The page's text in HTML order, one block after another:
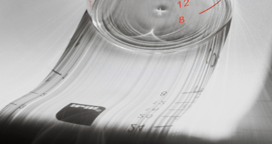
Set 6 Tapas para Flanero de 8cm